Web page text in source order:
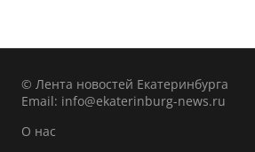
© Лента новостей Екатеринбурга
Email: info@ekaterinburg-news.ru
О нас